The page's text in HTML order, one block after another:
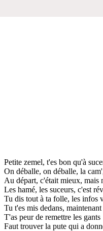
Petite zemel, t'es bon qu'à
On déballe, on déballe, la
Au départ, c'était mieux, mais
Les hamé, les suceurs, c'est
Tu dis tout à ta folle, les infos
Tu t'es mis dedans,
T'as peur de remettre les gants
Faut trouver la pute qui a